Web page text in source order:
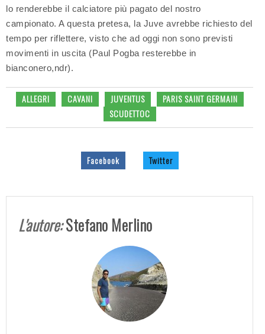
lo renderebbe il calciatore più pagato del nostro
campionato. A questa pretesa, la Juve avrebbe richiesto del
tempo per riflettere, visto che ad oggi non sono previsti
movimenti in uscita (Paul Pogba resterebbe in
bianconero,ndr).
ALLEGRI CAVANI JUVENTUS
PARIS SAINT GERMAIN
SCUDETTOC
Facebook Twitter
L'autore:Stefano Merlino